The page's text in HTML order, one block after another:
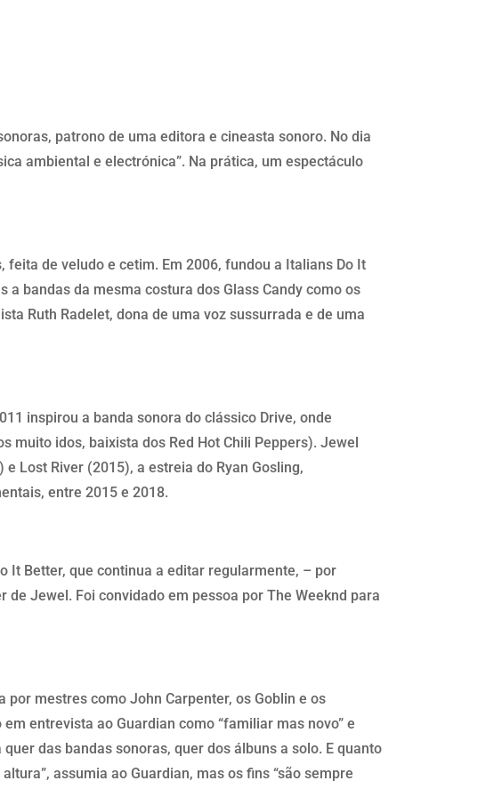
patrono de uma editora e cineasta sonoro. No dia
ambiental e electrónica”. Na prática, um espectáculo
de veludo e cetim. Em 2006, fundou a Italians Do It
bandas da mesma costura dos Glass Candy como os
Ruth Radelet, dona de uma voz sussurrada e de uma
inspirou a banda sonora do clássico Drive, onde
idos, baixista dos Red Hot Chili Peppers). Jewel
Lost River (2015), a estreia do Ryan Gosling,
entre 2015 e 2018.
It Better, que continua a editar regularmente, – por
Jewel. Foi convidado em pessoa por The Weeknd para
mestres como John Carpenter, os Goblin e os
entrevista ao Guardian como “familiar mas novo” e
das bandas sonoras, quer dos álbuns a solo. E quanto
assumia ao Guardian, mas os fins “são sempre